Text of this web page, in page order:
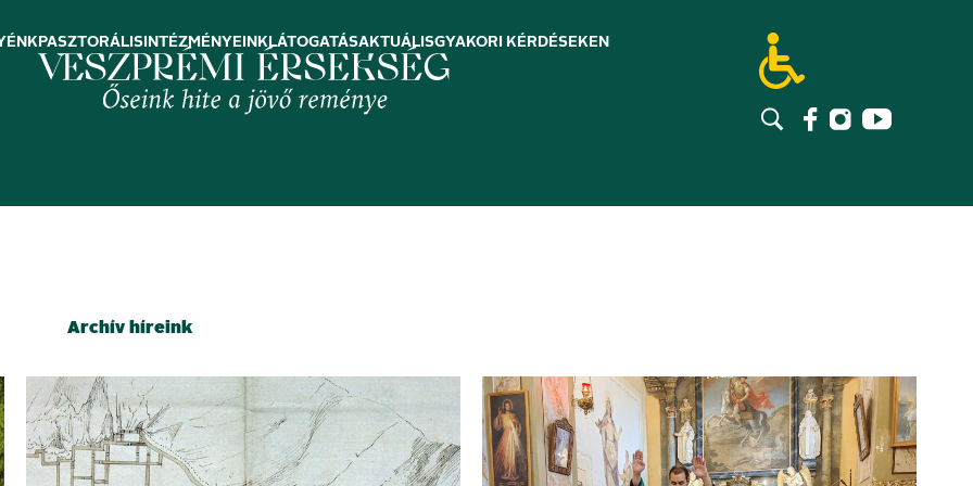
PASZTORÁLIS INTÉZMÉNYEINK LÁTOGATÁSAKTUÁLISGYAKORI KÉRDÉSEK EN
Archív híreink